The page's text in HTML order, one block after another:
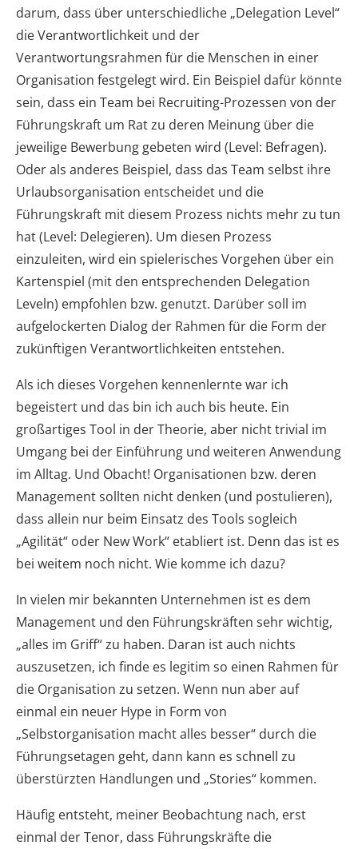
darum, dass über unterschiedliche „Delegation Level“
die Verantwortlichkeit und der
Verantwortungsrahmen für die Menschen in einer
Organisation festgelegt wird. Ein Beispiel dafür könnte
sein, dass ein Team bei Recruiting-Prozessen von der
Führungskraft um Rat zu deren Meinung über die
jeweilige Bewerbung gebeten wird (Level: Befragen).
Oder als anderes Beispiel, dass das Team selbst ihre
Urlaubsorganisation entscheidet und die
Führungskraft mit diesem Prozess nichts mehr zu tun
hat (Level: Delegieren). Um diesen Prozess
einzuleiten, wird ein spielerisches Vorgehen über ein
Kartenspiel (mit den entsprechenden Delegation
Leveln) empfohlen bzw. genutzt. Darüber soll im
aufgelockerten Dialog der Rahmen für die Form der
zukünftigen Verantwortlichkeiten entstehen.
Als ich dieses Vorgehen kennenlernte war ich
begeistert und das bin ich auch bis heute. Ein
großartiges Tool in der Theorie, aber nicht trivial im
Umgang bei der Einführung und weiteren Anwendung
im Alltag. Und Obacht! Organisationen bzw. deren
Management sollten nicht denken (und postulieren),
dass allein nur beim Einsatz des Tools sogleich
„Agilität“ oder New Work“ etabliert ist. Denn das ist es
bei weitem noch nicht. Wie komme ich dazu?
In vielen mir bekannten Unternehmen ist es dem
Management und den Führungskräften sehr wichtig,
„alles im Griff“ zu haben. Daran ist auch nichts
auszusetzen, ich finde es legitim so einen Rahmen für
die Organisation zu setzen. Wenn nun aber auf
einmal ein neuer Hype in Form von
„Selbstorganisation macht alles besser“ durch die
Führungsetagen geht, dann kann es schnell zu
überstürzten Handlungen und „Stories“ kommen.
Häufig entsteht, meiner Beobachtung nach, erst
einmal der Tenor, dass Führungskräfte die